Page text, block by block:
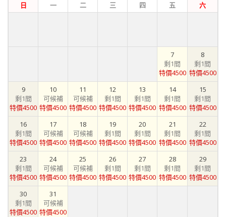
日 一 二 三 四 五 六
7
剩1間
特價4500
8
剩1間
特價4500
9
剩1間
特價4500
10
可候補
特價4500
11
可候補
特價4500
12
剩1間
特價4500
13
剩1間
特價4500
14
剩1間
特價4500
15
剩1間
特價4500
16
剩1間
特價4500
17
可候補
特價4500
18
可候補
特價4500
19
剩1間
特價4500
20
剩1間
特價4500
21
剩1間
特價4500
22
剩1間
特價4500
23
剩1間
特價4500
24
可候補
特價4500
25
可候補
特價4500
26
剩1間
特價4500
27
剩1間
特價4500
28
剩1間
特價4500
29
剩1間
特價4500
30
剩1間
特價4500
31
可候補
特價4500